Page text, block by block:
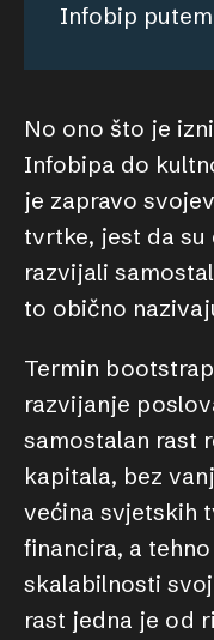
Infobip
No ono što je
Infobipa do
je zapravo
tvrtke, jest da
razvijali
to obično
Termin
razvijanje
samostalan rast
kapitala, bez
većina svjetskih
financira, a
skalabilnosti
rast jedna je od